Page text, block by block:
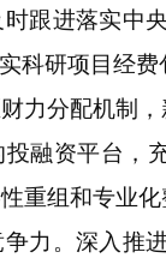
进落实中央
科研项目经
力分配机制
融资平台，
重组和专业
力。深入推